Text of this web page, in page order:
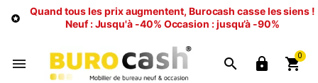

Quand tous les prix augmentent, Burocash casse les siens !
Neuf : Jusqu'à -40% Occasion : jusqu’à -90%
   
0